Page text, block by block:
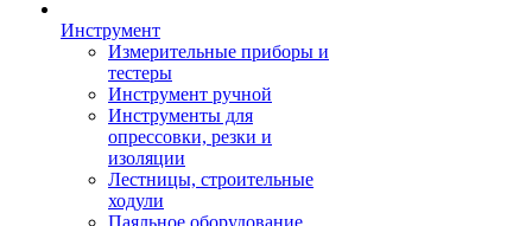
Инструмент
Измерительные приборы и
тестеры
Инструмент ручной
Инструменты для
опрессовки, резки и
изоляции
Лестницы, строительные
ходули